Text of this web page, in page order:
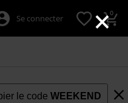
×
Se connecter 0
le codeWEEKEND